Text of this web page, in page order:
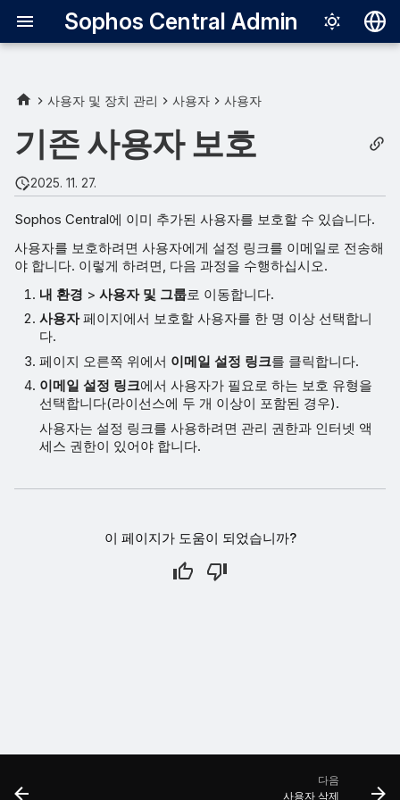
Sophos Central Admin
Italiano
日本語
한국어
中文（繁體）
사용자 및 장치 관리 사용자 사용자
기존 사용자 보호
2025. 11. 27.
Sophos Central에 이미 추가된 사용자를 보호할 수 있습니다.
사용자를 보호하려면 사용자에게 설정 링크를 이메일로 전송해
야 합니다. 이렇게 하려면, 다음 과정을 수행하십시오.
내 환경 >사용자 및 그룹로 이동합니다.
사용자페이지에서 보호할 사용자를 한 명 이상 선택합니
다.
페이지 오른쪽 위에서 이메일 설정 링크를 클릭합니다.
이메일 설정 링크에서 사용자가 필요로 하는 보호 유형을
선택합니다(라이선스에 두 개 이상이 포함된 경우).
사용자는 설정 링크를 사용하려면 관리 권한과 인터넷 액
세스 권한이 있어야 합니다.
이 페이지가 도움이 되었습니까?
다음
사용자 삭제